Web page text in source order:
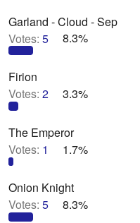
r
t
Garland - Cloud - Sep
Votes: 5 8.3%
Firion
Votes: 2 3.3%
The Emperor
Votes: 1 1.7%
Onion Knight
Votes: 5 8.3%